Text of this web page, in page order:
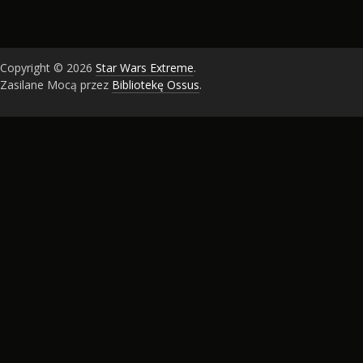
Copyright © 2026 Star Wars Extreme.
Zasilane Mocą przez Bibliotekę Ossus.